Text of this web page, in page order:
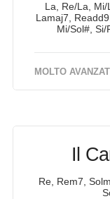
La, Re/La, Mi/
Lamaj7,
Mi/Sol#,
MOLTO
Il
Re, Rem7,